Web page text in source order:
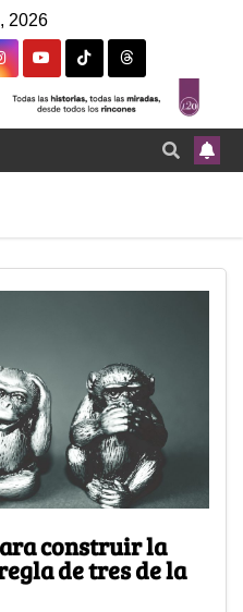
2026
construir la
de tres de la